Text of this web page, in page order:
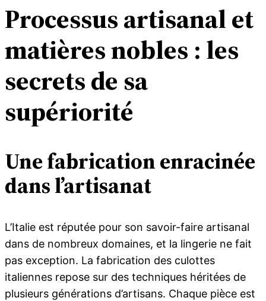
Processus artisanal et
matières nobles : les
secrets de sa
supériorité
Une fabrication enracinée
dans l’artisanat
L’Italie est réputée pour son savoir-faire artisanal
dans de nombreux domaines, et la lingerie ne fait
pas exception. La fabrication des culottes
italiennes repose sur des techniques héritées de
plusieurs générations d’artisans. Chaque pièce est